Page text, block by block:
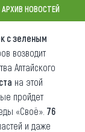
АРХИВ НОВОСТЕЙ
с зеленым
возводит
Алтайского
на этой
пройдет
«Своё». 76
и даже